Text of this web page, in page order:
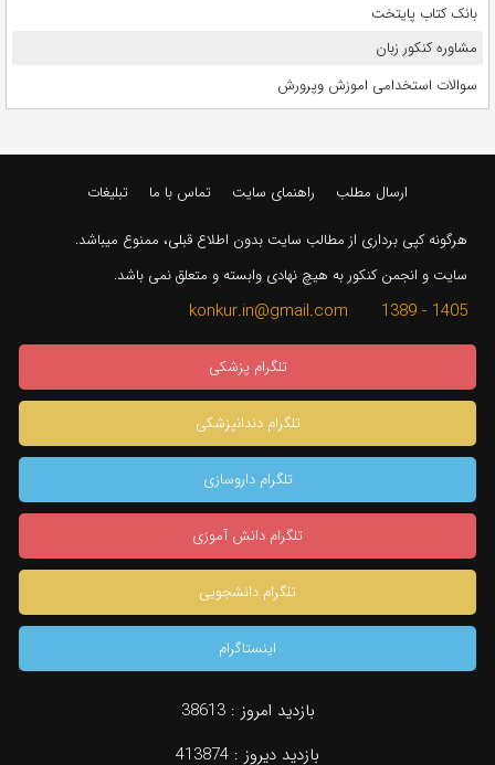
بانک کتاب پایتخت
مشاوره کنکور زبان
سوالات استخدامی اموزش وپرورش
ارسال مطلب راهنمای سایت تماس با ما تبلیغات
هرگونه کپی برداری از مطالب سایت بدون اطلاع قبلی، ممنوع میباشد.
سایت و انجمن کنکور به هیچ نهادی وابسته و متعلق نمی باشد.
1405 - 1389 konkur.in@gmail.com
تلگرام پزشکی
تلگرام دندانپزشکی
تلگرام داروسازی
تلگرام دانش آموزی
تلگرام دانشجویی
اینستاگرام
بازدید امروز :38613
بازدید دیروز : 413874